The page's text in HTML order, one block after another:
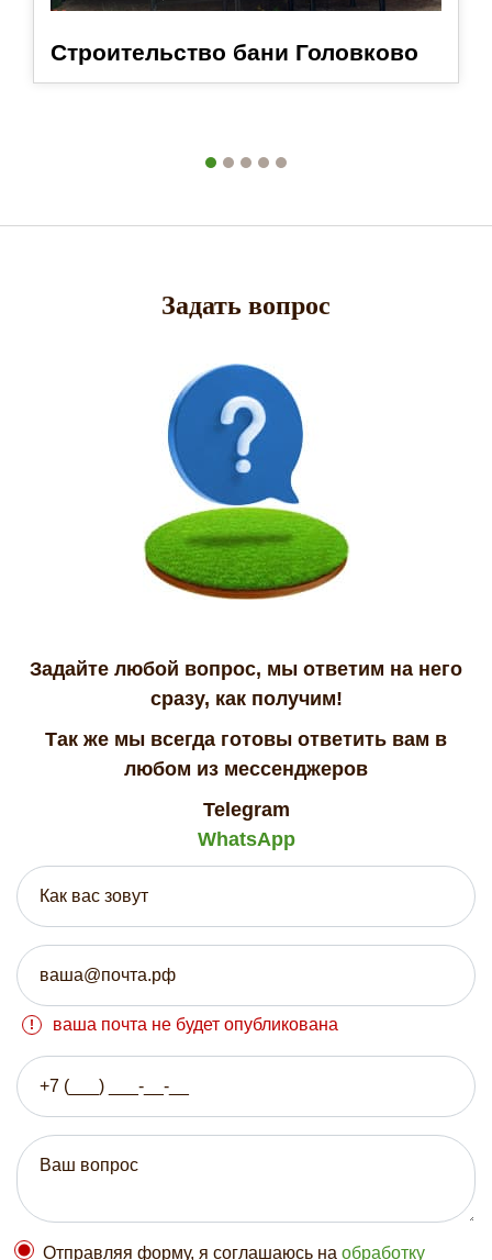
Строительство бани Головково
Задать вопрос
Задайте любой вопрос, мы ответим на него
сразу, как получим!
Так же мы всегда готовы ответить вам в
любом из мессенджеров
Telegram
WhatsApp
ваша почта не будет опубликована
Отправляя форму, я соглашаюсь на обработку